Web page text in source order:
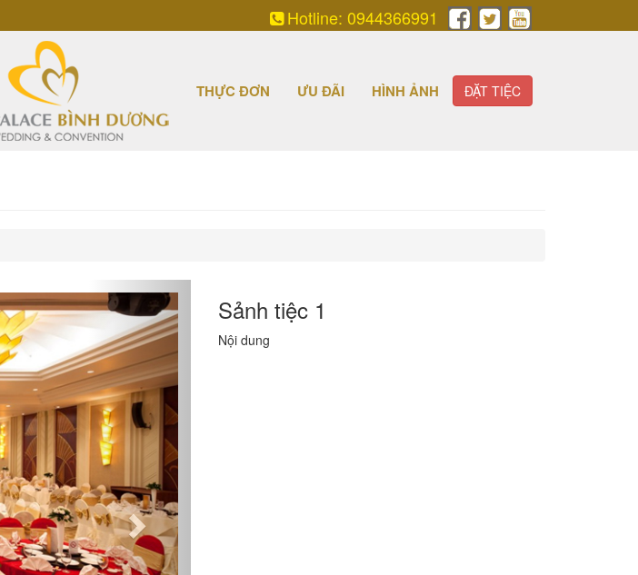
Hotline: 0944366991
THỰC ĐƠN ƯU ĐÃI HÌNH ẢNH ĐẶT TIỆC
Sảnh tiệc 1
Nội dung